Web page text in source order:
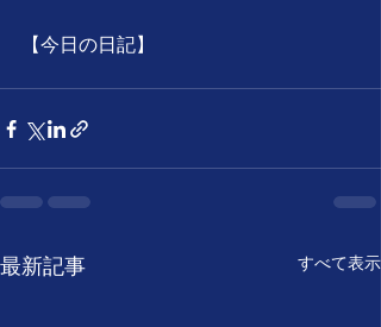
【今日の日記】
最新記事 すべて表示